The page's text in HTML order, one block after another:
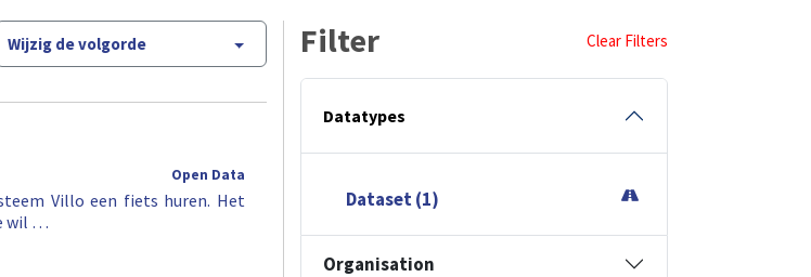
Wijzig de volgorde
Open Data
Villo een fiets huren. Het
wil …
Filter Clear Filters
Datatypes
Dataset (1)
Organisation